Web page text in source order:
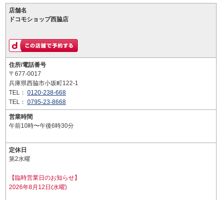
店舗名
ドコモショップ西脇店
住所/電話番号
〒677-0017
兵庫県西脇市小坂町122-1
TEL： 0120-238-668
TEL： 0795-23-8668
営業時間
午前10時〜午後6時30分
定休日
第2水曜
【臨時営業日のお知らせ】
2026年8月12日(水曜)